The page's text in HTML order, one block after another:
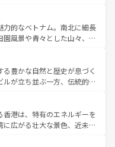
ど、バラエティ豊かな料理
の台湾情報は コンテンツ一覧を参
々の自然美を楽しむことが
、絶品のストリートフード
っている。夜には、韓国な
多彩な魅力を心ゆくまで味
い。 なお、新着の韓国情報はコンテンツ一
力的なベトナム。南北に細長
風景や青々とした山々、世
。ハノイの古い町並みやホ
の建物も、独特の雰囲気を
ティの豊かさとおいしさで
トナムコーヒーなどは、ぜ
を訪れてもあたたかい人々
きっと忘れられない旅にな
豊かな自然と歴史が息づく
が立ち並ぶ一方、伝統的な
はチェンマイなどの山岳地
プーケットやクラビの美し
むことができる。タイ料理
港は、特有のエネルギーを
広がる壮大な景色、近未来